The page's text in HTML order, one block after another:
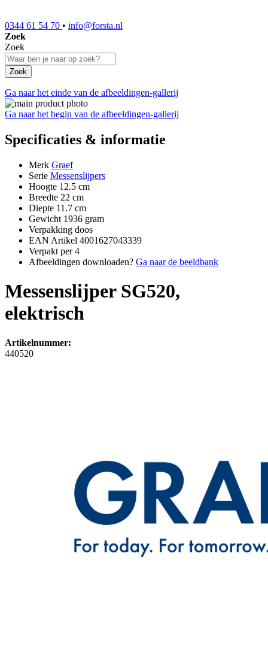
0344 61 54 70 • info@forsta.nl
Zoek
Zoek
Zoek
Ga naar het einde van de afbeeldingen-gallerij
Ga naar het begin van de afbeeldingen-gallerij
Specificaties & informatie
Merk Graef
Serie Messenslijpers
Hoogte 12.5 cm
Breedte 22 cm
Diepte 11.7 cm
Gewicht 1936 gram
Verpakking doos
EAN Artikel 4001627043339
Verpakt per 4
Afbeeldingen downloaden? Ga naar de beeldbank
Messenslijper SG520,
elektrisch
Artikelnummer:
440520